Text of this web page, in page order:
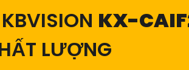
KX-
LƯỢNG